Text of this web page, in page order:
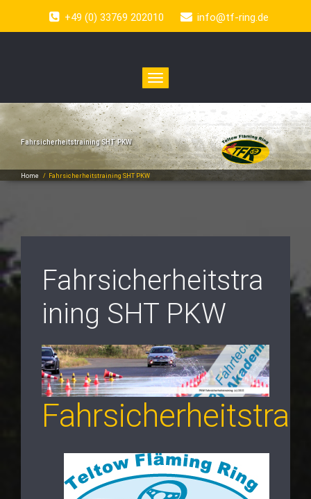
+49 (0) 33769 202010 info@tf-ring.de
Toggle
navigation
Fahrsicherheitstraining SHT PKW
Home / Fahrsicherheitstraining SHT PKW
Fahrsicherheitstra
ining SHT PKW